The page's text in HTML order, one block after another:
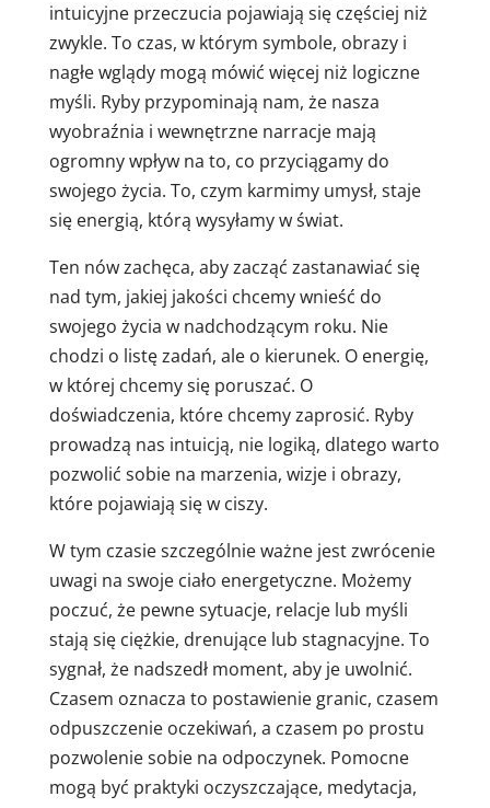
intuicyjne przeczucia pojawiają się częściej niż
zwykle. To czas, w którym symbole, obrazy i
nagłe wglądy mogą mówić więcej niż logiczne
myśli. Ryby przypominają nam, że nasza
wyobraźnia i wewnętrzne narracje mają
ogromny wpływ na to, co przyciągamy do
swojego życia. To, czym karmimy umysł, staje
się energią, którą wysyłamy w świat.
Ten nów zachęca, aby zacząć zastanawiać się
nad tym, jakiej jakości chcemy wnieść do
swojego życia w nadchodzącym roku. Nie
chodzi o listę zadań, ale o kierunek. O energię,
w której chcemy się poruszać. O
doświadczenia, które chcemy zaprosić. Ryby
prowadzą nas intuicją, nie logiką, dlatego warto
pozwolić sobie na marzenia, wizje i obrazy,
które pojawiają się w ciszy.
W tym czasie szczególnie ważne jest zwrócenie
uwagi na swoje ciało energetyczne. Możemy
poczuć, że pewne sytuacje, relacje lub myśli
stają się ciężkie, drenujące lub stagnacyjne. To
sygnał, że nadszedł moment, aby je uwolnić.
Czasem oznacza to postawienie granic, czasem
odpuszczenie oczekiwań, a czasem po prostu
pozwolenie sobie na odpoczynek. Pomocne
mogą być praktyki oczyszczające, medytacja,